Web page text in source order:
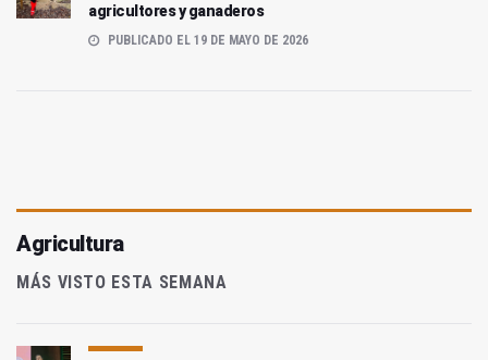
agricultores y ganaderos
PUBLICADO EL 19 DE MAYO DE 2026
Agricultura
MÁS VISTO ESTA SEMANA